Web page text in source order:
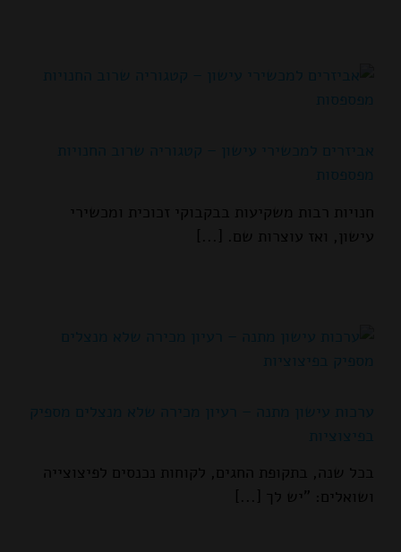
אביזרים למכשירי עישון – קטגוריה שרוב החנויות
מפספסות
חנויות רבות משקיעות בבקבוקי זכוכית ומכשירי
עישון, ואז עוצרות שם. [...]
ערכות עישון מתנה – רעיון מכירה שלא מנצלים מספיק
בפיצוציות
בכל שנה, בתקופת החגים, לקוחות נכנסים לפיצוצייה
ושואלים: "יש לך [...]